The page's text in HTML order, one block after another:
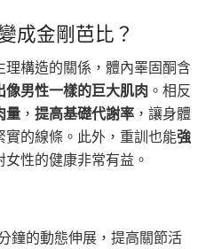
成金剛芭比？
理構造的關係，體內睪固酮含
像男性一樣的巨大肌肉 。相反
量 ， 提高基礎代謝率 ，讓身體
的線條。此外，重訓也能強
性的健康非常有益。
鐘的動態伸展，提高關節活